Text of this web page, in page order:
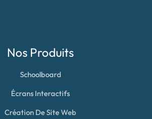
Nos Produits
Schoolboard
Écrans Interactifs
Création De Site Web